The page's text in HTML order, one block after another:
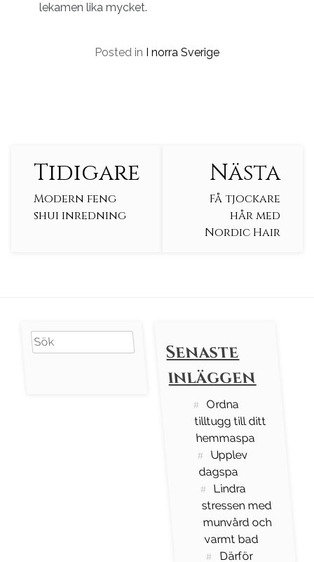
lekamen lika mycket.
Posted in I norra Sverige
Continue
Reading
Tidigare
Modern feng
shui inredning
Nästa
Få tjockare
hår med
Nordic Hair
Search
for:
Senaste
inläggen
Ordna
tilltugg till ditt
hemmaspa
Upplev
dagspa
Lindra
stressen med
munvård och
varmt bad
Därför